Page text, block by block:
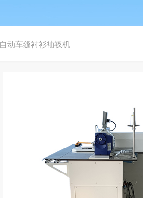
自动车缝衬衫袖衩机